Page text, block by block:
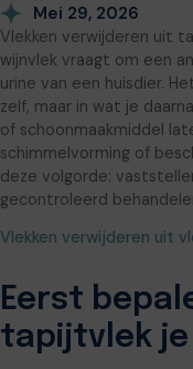
Mei 29, 2026
Vlekken verwijderen uit
wijnvlek vraagt om een
urine van een huisdier.
zelf, maar in wat je
of schoonmaakmiddel
schimmelvorming of
deze volgorde:
gecontroleerd
Vlekken verwijderen uit
Eerst
tapijtvlek